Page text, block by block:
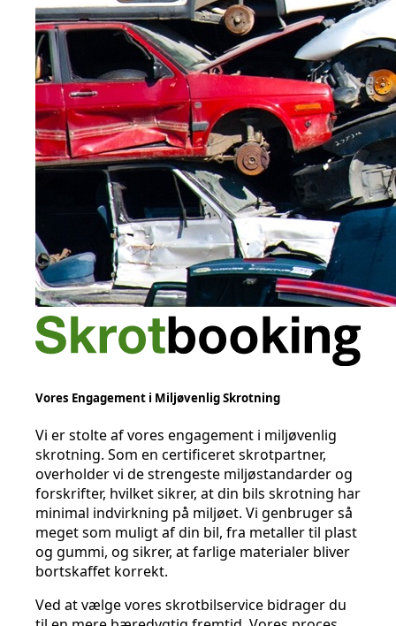
Vores Engagement i Miljøvenlig Skrotning
Vi er stolte af vores engagement i miljøvenlig
skrotning. Som en certificeret skrotpartner,
overholder vi de strengeste miljøstandarder og
forskrifter, hvilket sikrer, at din bils skrotning har
minimal indvirkning på miljøet. Vi genbruger så
meget som muligt af din bil, fra metaller til plast
og gummi, og sikrer, at farlige materialer bliver
bortskaffet korrekt.
Ved at vælge vores skrotbilservice bidrager du